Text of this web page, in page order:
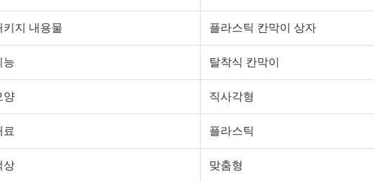
키지 내용물 플라스틱 칸막이 상자
능 탈착식 칸막이
양 직사각형
료 플라스틱
상 맞춤형